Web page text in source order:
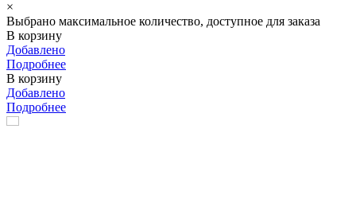
×
Выбрано максимальное количество, доступное для заказа
В корзину
Добавлено
Подробнее
В корзину
Добавлено
Подробнее